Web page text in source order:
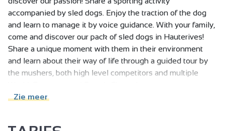
accompanied by sled dogs. Enjoy the traction of the dog
and learn to manage it by voice guidance. With your family,
come and discover our pack of sled dogs in Hauterives!
Share a unique moment with them in their environment
and learn about their way of life through a guided tour by
the mushers, both high level competitors and multiple
For the more sporty, share a sporty activity with them: cani-
Zie meer